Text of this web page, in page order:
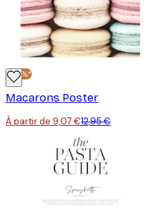
-30%*
Macarons Poster
À partir de 9,07 €12,95 €